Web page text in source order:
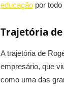
educação por
Trajetória
A trajetória de
empresário, que
como uma das